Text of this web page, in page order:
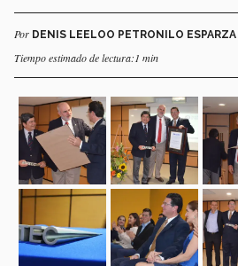
Por DENIS LEELOO PETRONILO ESPARZA
Tiempo estimado de lectura:1 min